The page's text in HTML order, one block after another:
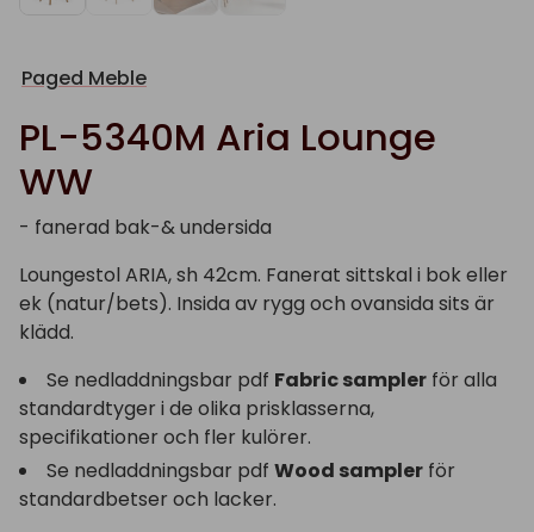
Paged Meble
PL-5340M Aria Lounge
WW
- fanerad bak-& undersida
Loungestol ARIA, sh 42cm. Fanerat sittskal i bok eller
ek (natur/bets). Insida av rygg och ovansida sits är
klädd.
Se nedladdningsbar pdf Fabric sampler för alla
standardtyger i de olika prisklasserna,
specifikationer och fler kulörer.
Se nedladdningsbar pdf Wood sampler för
standardbetser och lacker.